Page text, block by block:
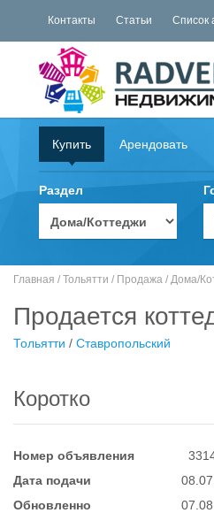
Контакты Статьи Список
Купить Арендовать
Раздел
Главная / Тольятти / Продажа / Дома/
Продается
Тольятти / Ставропольский
Коротко
Номер объявления
Дата подачи
Обновленно